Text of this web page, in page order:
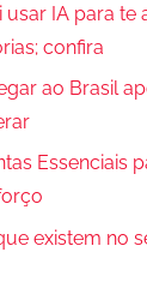
usar IA para te
confira
ao Brasil
Essenciais
existem no